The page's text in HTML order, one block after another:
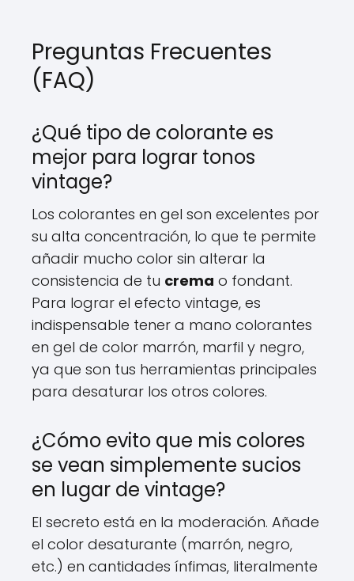
Preguntas Frecuentes
(FAQ)
¿Qué tipo de colorante es
mejor para lograr tonos
vintage?
Los colorantes en gel son excelentes por
su alta concentración, lo que te permite
añadir mucho color sin alterar la
consistencia de tu crema o fondant.
Para lograr el efecto vintage, es
indispensable tener a mano colorantes
en gel de color marrón, marfil y negro,
ya que son tus herramientas principales
para desaturar los otros colores.
¿Cómo evito que mis colores
se vean simplemente sucios
en lugar de vintage?
El secreto está en la moderación. Añade
el color desaturante (marrón, negro,
etc.) en cantidades ínfimas, literalmente